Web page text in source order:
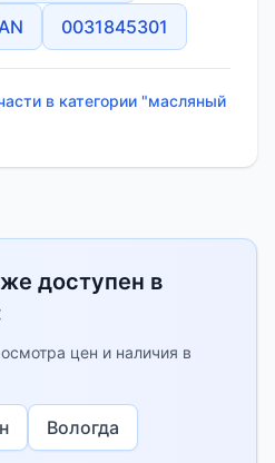
0031845301
в категории "масляный
доступен в
цен и наличия в
Вологда